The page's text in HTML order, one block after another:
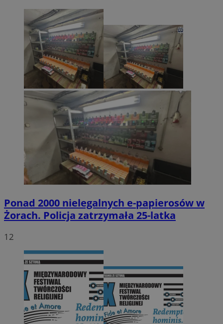
Ponad 2000 nielegalnych e-papierosów w
Żorach. Policja zatrzymała 25-latka
12